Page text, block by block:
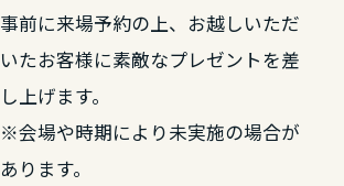
事前に来場予約の上、お越しいただ
いたお客様に素敵なプレゼントを差
し上げます。
※会場や時期により未実施の場合が
あります。